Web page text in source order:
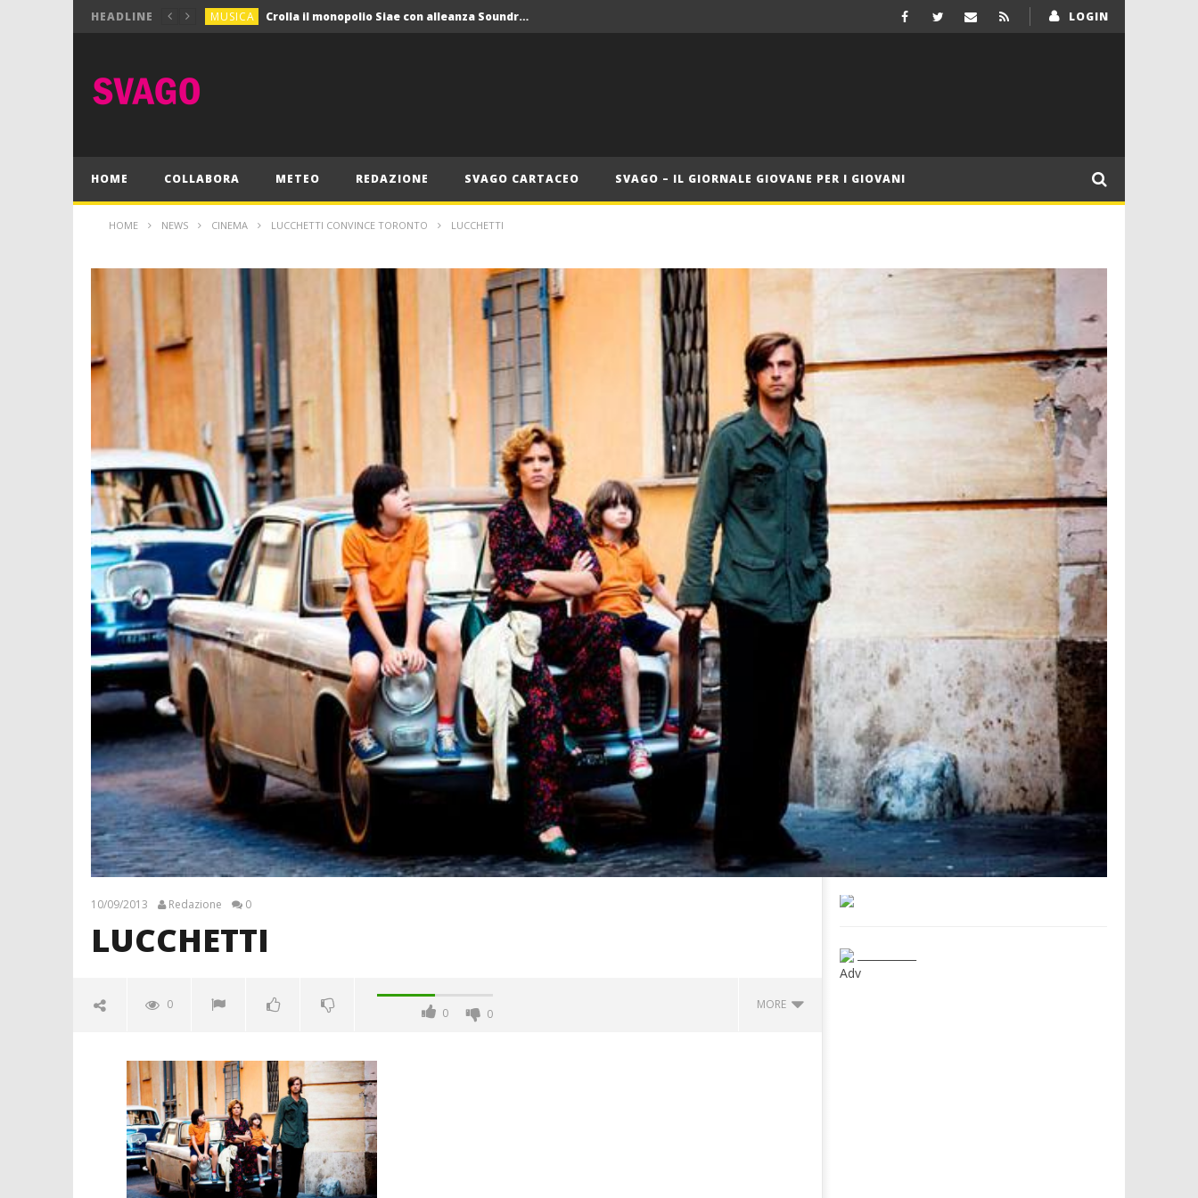
HEADLINE MUSICA Crolla il monopolio Siae con alleanza Soundreef – LEA
MUSICA Crolla il monopolio Siae con alleanza Soundreef – LEA
LOGIN
HOME COLLABORA METEO REDAZIONE SVAGO CARTACEO SVAGO – IL GIORNALE GIOVANE PER I GIOVANI
HOME NEWS CINEMA LUCCHETTI CONVINCE TORONTO LUCCHETTI
10/09/2013 Redazione 0
LUCCHETTI
0
0 0
MORE
10/09/2013
Redazione
___________
Adv